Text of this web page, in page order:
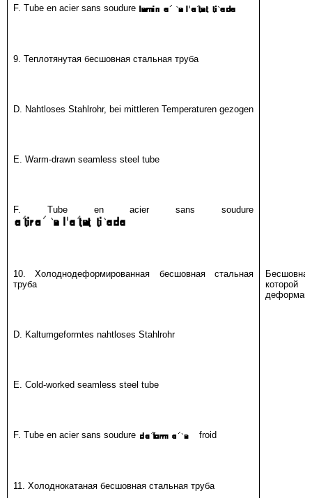
F. Tube en acier sans soudure
9. Теплотянутая бесшовная стальная труба
D. Nahtloses Stahlrohr, bei mittleren Temperaturen gezogen
E. Warm-drawn seamless steel tube
F. Tube en acier sans soudure
10. Холоднодеформированная бесшовная стальная
труба
D. Kaltumgeformtes nahtloses Stahlrohr
E. Cold-worked seamless steel tube
F. Tube en acier sans soudure froid
11. Холоднокатаная бесшовная стальная труба